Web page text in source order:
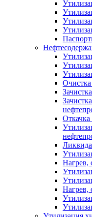
Нагрев,
Нагрев,